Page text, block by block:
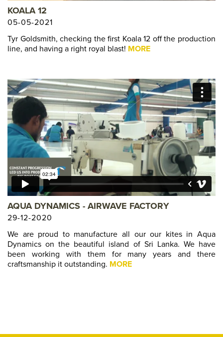
KOALA 12
05-05-2021
Tyr Goldsmith, checking the first Koala 12 off the production
line, and having a right royal blast! MORE
AQUA DYNAMICS - AIRWAVE FACTORY
29-12-2020
We are proud to manufacture all our our kites in Aqua
Dynamics on the beautiful island of Sri Lanka. We have
been working with them for many years and there
craftsmanship it outstanding. MORE